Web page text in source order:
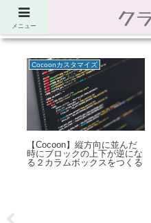
節約、こだわり、使い道。「決め手
多
Cocoonカスタマイズ
【Cocoon】縦方向に並んだ
時にブロックの上下が逆にな
る２カラムボックスをつくる
メニュー ク